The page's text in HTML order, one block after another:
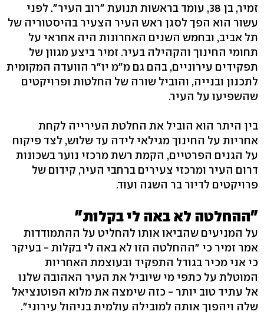
זמיר, בן 38, עומד בראשות תנועת "רוב העיר". לפני
עשור הוא הפך לסגן ראש העיר הצעיר בהיסטוריה של
תל אביב, ובחמש השנים האחרונות היה אחראי על
תחומי החינוך והקהילה בעיר. זמיר ביצע מגוון של
תפקידים עירוניים, בהם גם מ"מ יו"ר הוועדה המקומית
לתכנון ובנייה, והוביל שורה של החלטות ופרויקטים
שהשפיעו על העיר.
בין היתר הוא הוביל את החלטת העירייה לקחת
אחריות על החינוך מגילאי לידה עד שלוש, לצד פיקוח
על הגנים הפרטיים, הקמת רשת מרכזי נוער בשכונות
דרום העיר ומרכזי צעירים ברחבי העיר, קידום של
פרויקטים לדיור בר השגה ועוד.
"ההחלטה לא באה לי בקלות"
על המניעים שהביאו אותו להחליט על ההתמודדות
אמר זמיר כי "ההחלטה הזו לא באה לי בקלות - בעיקר
כי אני מכיר בגודל התפקיד ובעוצמת האחריות
המוטלת על כתפי מי שיוביל את העיר האהובה שלנו
אל עתיד טוב יותר - כזה שימצה את מלוא הפוטנציאל
שלה ויהפוך אותה למובילה עולמית בניהול עירוני".